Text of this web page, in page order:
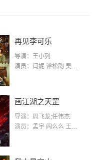
再见李可乐
导演：王小列
演员：闫妮 谭松韵 吴京 蒋龙 赵小棠 冯雷 李虎城 平安 小七 小可乐
画江湖之天罡
导演：周飞龙;任伟杰
演员：孟宇 阎么么 王凯 郭政建 阎萌萌 杨默 高枫 齐斯伽 刘芊含 马程